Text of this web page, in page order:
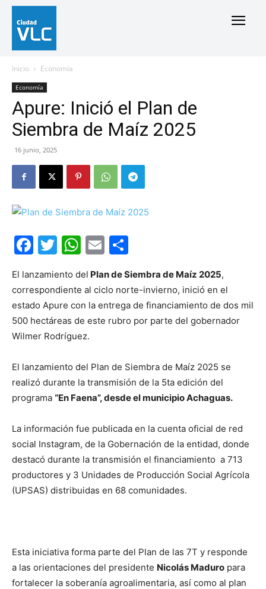
Inicio Economía
Economía
Apure: Inició el Plan de
Siembra de Maíz 2025
16 junio, 2025
Facebook
Twitter
WhatsApp
Email
El lanzamiento del Plan de Siembra de Maíz 2025,
correspondiente al ciclo norte-invierno, inició en el
estado Apure con la entrega de financiamiento de dos mil
500 hectáreas de este rubro por parte del gobernador
Wilmer Rodríguez.
El lanzamiento del Plan de Siembra de Maíz 2025 se
realizó durante la transmisión de la 5ta edición del
programa “En Faena”, desde el municipio Achaguas.
La información fue publicada en la cuenta oficial de red
social Instagram, de la Gobernación de la entidad, donde
destacó durante la transmisión el financiamiento a 713
productores y 3 Unidades de Producción Social Agrícola
(UPSAS) distribuidas en 68 comunidades.
Esta iniciativa forma parte del Plan de las 7T y responde
a las orientaciones del presidente Nicolás Maduro para
fortalecer la soberanía agroalimentaria, así como al plan